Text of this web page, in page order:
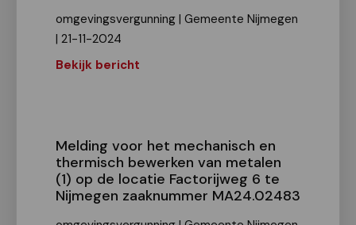
omgevingsvergunning | Gemeente Nijmegen
| 21-11-2024
Bekijk bericht
Melding voor het mechanisch en
thermisch bewerken van metalen
(1) op de locatie Factorijweg 6 te
Nijmegen zaaknummer MA24.02483